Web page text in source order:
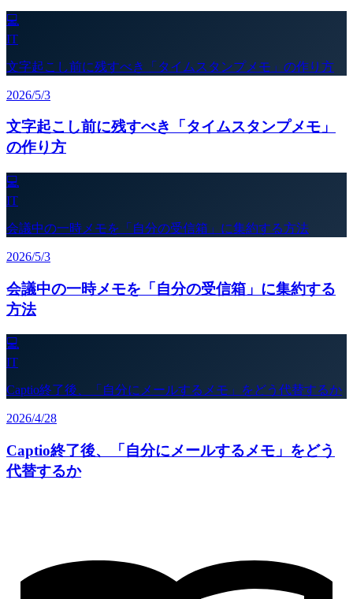
💻
IT
文字起こし前に残すべき「タイムスタンプメモ」の作り方
2026/5/3
文字起こし前に残すべき「タイムスタンプメモ」
の作り方
💻
IT
会議中の一時メモを「自分の受信箱」に集約する方法
2026/5/3
会議中の一時メモを「自分の受信箱」に集約する
方法
💻
IT
Captio終了後、「自分にメールするメモ」をどう代替するか
2026/4/28
Captio終了後、「自分にメールするメモ」をどう
代替するか